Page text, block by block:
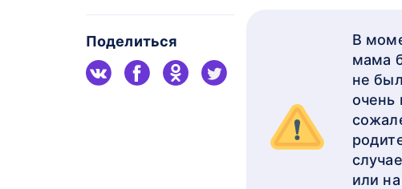
Поделиться
В
мама
не
очень
или